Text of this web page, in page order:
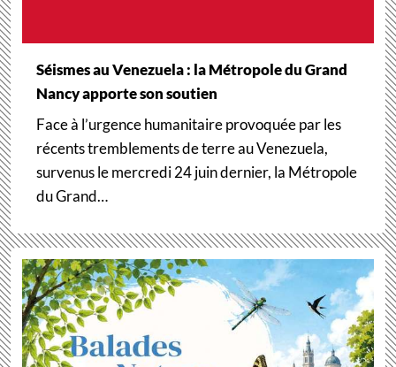
Séismes au Venezuela : la Métropole du Grand
Nancy apporte son soutien
Face à l’urgence humanitaire provoquée par les
récents tremblements de terre au Venezuela,
survenus le mercredi 24 juin dernier, la Métropole
du Grand…